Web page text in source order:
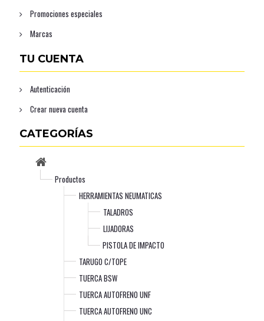
Promociones especiales
Marcas
TU CUENTA
Autenticación
Crear nueva cuenta
CATEGORÍAS
Productos
HERRAMIENTAS NEUMATICAS
TALADROS
LIJADORAS
PISTOLA DE IMPACTO
TARUGO C/TOPE
TUERCA BSW
TUERCA AUTOFRENO UNF
TUERCA AUTOFRENO UNC